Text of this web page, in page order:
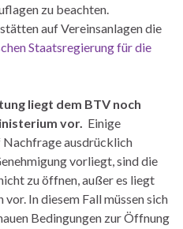
zu beachten.
auf Vereinsanlagen die
Staatsregierung für die
liegt dem BTV noch
vor. Einige
Nachfrage ausdrücklich
vorliegt, sind die
zu öffnen, außer es liegt
In diesem Fall müssen sich
Bedingungen zur Öffnung